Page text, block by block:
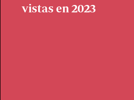
vistas en 2023